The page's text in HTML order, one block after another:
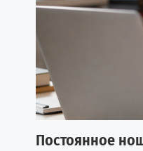
Постоянное